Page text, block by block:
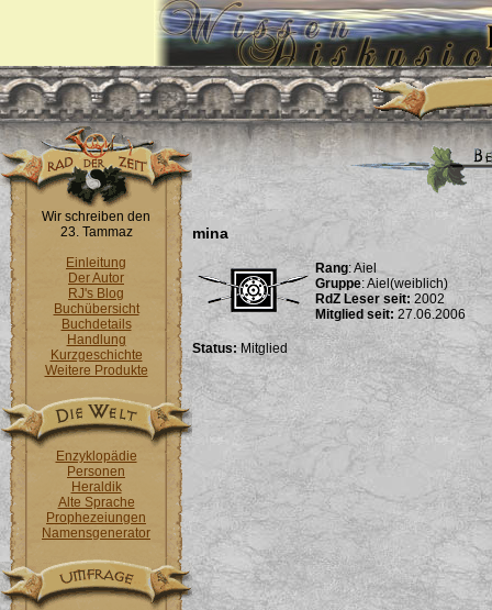
Wir schreiben den
23. Tammaz
Einleitung
Der Autor
RJ's Blog
Buchübersicht
Buchdetails
Handlung
Kurzgeschichte
Weitere Produkte
Enzyklopädie
Personen
Heraldik
Alte Sprache
Prophezeiungen
Namensgenerator
mina
Rang: Aiel
Gruppe: Aiel(weiblich)
RdZ Leser seit: 2002
Mitglied seit: 27.06.2006
Status:Mitglied